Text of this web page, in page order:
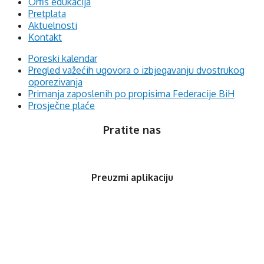
Pretplata
Aktuelnosti
Kontakt
Poreski kalendar
Pregled važećih ugovora o izbjegavanju dvostrukog
oporezivanja
Primanja zaposlenih po propisima Federacije BiH
Prosječne plaće
Pratite nas
Preuzmi aplikaciju